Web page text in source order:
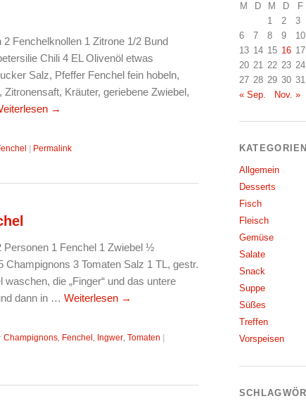
Fenchelknollen 1 Zitrone 1/2 Bund
Chili 4 EL Olivenöl etwas
Salz, Pfeffer Fenchel fein hobeln,
Kräuter, geriebene Zwiebel,
→
Permalink
Personen 1 Fenchel 1 Zwiebel ½
3 Tomaten Salz 1 TL, gestr.
die „Finger“ und das untere
dann in … Weiterlesen →
Champignons, Fenchel , Ingwer, Tomaten
M D M D F
1
2 3
6
7 8 9 10
13 14 15 16 17
20 21 22 23 24
27 28 29 30 31
« Sep.
Nov. »
KATEGORIEN
Allgemein
Desserts
Fisch
Fleisch
Gemüse
Salate
Snack
Suppe
Süßes
Treffen
Vorspeisen